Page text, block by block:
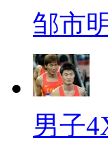
邹市
男子